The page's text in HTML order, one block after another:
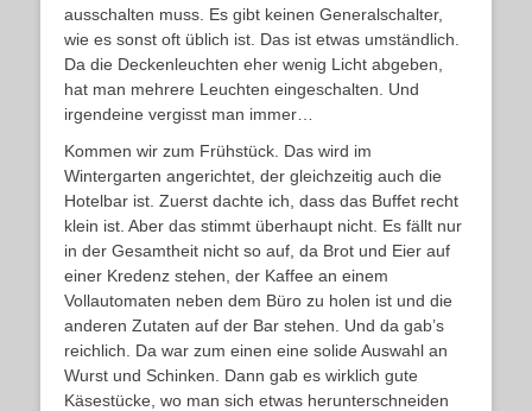
ausschalten muss. Es gibt keinen Generalschalter,
wie es sonst oft üblich ist. Das ist etwas umständlich.
Da die Deckenleuchten eher wenig Licht abgeben,
hat man mehrere Leuchten eingeschalten. Und
irgendeine vergisst man immer…
Kommen wir zum Frühstück. Das wird im
Wintergarten angerichtet, der gleichzeitig auch die
Hotelbar ist. Zuerst dachte ich, dass das Buffet recht
klein ist. Aber das stimmt überhaupt nicht. Es fällt nur
in der Gesamtheit nicht so auf, da Brot und Eier auf
einer Kredenz stehen, der Kaffee an einem
Vollautomaten neben dem Büro zu holen ist und die
anderen Zutaten auf der Bar stehen. Und da gab’s
reichlich. Da war zum einen eine solide Auswahl an
Wurst und Schinken. Dann gab es wirklich gute
Käsestücke, wo man sich etwas herunterschneiden